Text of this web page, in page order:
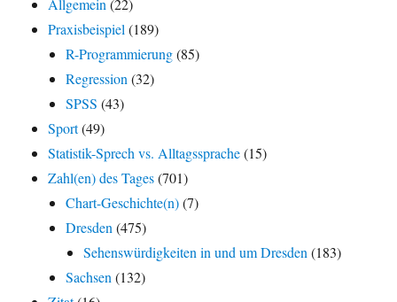
Allgemein(22)
Praxisbeispiel(189)
R-Programmierung(85)
Regression(32)
SPSS (43)
Sport(49)
Statistik-Sprech vs. Alltagssprache(15)
Zahl(en) des Tages(701)
Chart-Geschichte(n)(7)
Dresden(475)
Sehenswürdigkeiten in und um Dresden(183)
Sachsen(132)